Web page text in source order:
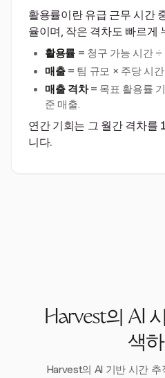
활용률이란 유급 근무 시간
율이며, 작은 격차도 빠르게
활용률 = 청구 가능 시간 ÷
매출= 팀 규모 × 주당 시
매출 격차= 목표 활용률
준 매출.
연간 기회는 그 월간 격차를
니다.
Harvest의 AI
색하
Harvest의 AI 기반 시간